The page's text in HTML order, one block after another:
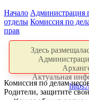
Начало Администрация
отделы Комиссия по
прав
Здесь
Актуальная
Комиссия по делам
Родители, защитите